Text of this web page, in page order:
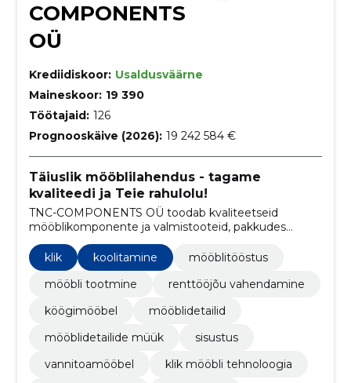
COMPONENTS
OÜ
Krediidiskoor: Usaldusväärne
Maineskoor: 19 390
Töötajaid: 126
Prognooskäive (2026): 19 242 584 €
Täiuslik mööblilahendus - tagame
kvaliteedi ja Teie rahulolu!
TNC-COMPONENTS OÜ toodab kvaliteetseid
mööblikomponente ja valmistooteid, pakkudes
usaldusväärset tarnet, konkurentsivõimelisi hindu
ning kliendipõhist lähenemist.
klik koolitamine
mööblitööstus
mööbli tootmine
renttööjõu vahendamine
köögimööbel
mööblidetailid
mööblidetailide müük
sisustus
vannitoamööbel
klik mööbli tehnoloogia